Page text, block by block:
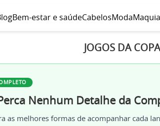
Bem-estar e saúdeCabelosModa
JOGOS DA
Nenhum Detalhe da
as melhores formas de acompanhar cada